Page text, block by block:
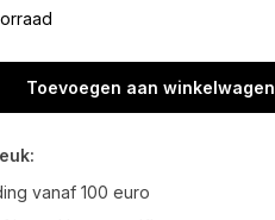
Toevoegen aan winkelwagen
vanaf 100 euro